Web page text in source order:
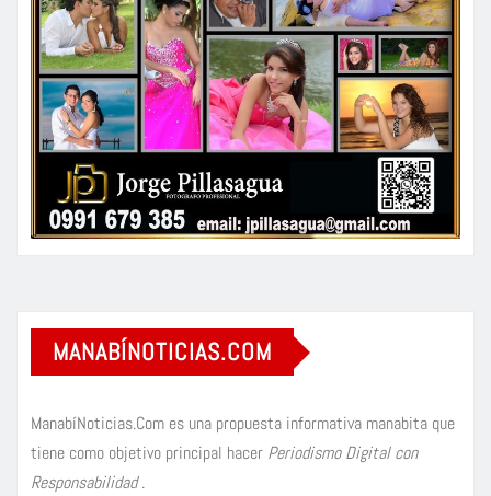
MANABÍNOTICIAS.COM
ManabíNoticias.Com es una propuesta informativa manabita que
tiene como objetivo principal hacer Periodismo Digital con
Responsabilidad.